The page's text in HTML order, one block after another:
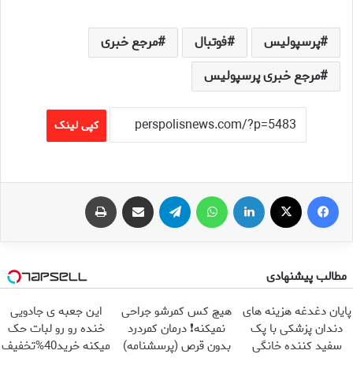
پرسپولیس فوتبال
مرجع خبری
مرجع خبری پرسپولیس
کپی لینک
فیس بوک لینکدین تلگرام اشتراک گذاری از طریق ایمیل
مطالب پیشنهادی
پایان دغدغه هزینه های
دندان پزشکی با پک
سفید کننده خانگی
هیچ کس کمرشو جراحی
نمیکنه❗ درمان کمردرد
بدون قرص (پرسشنامه)
این جعبه ی جادویی
خنده رو رو لبات حک
میکنه خرید40%تخفیف